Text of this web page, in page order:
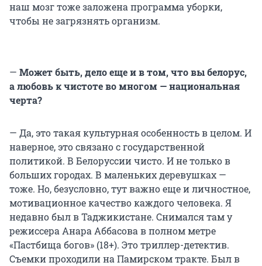
наш мозг тоже заложена программа уборки,
чтобы не загрязнять организм.
— Может быть, дело еще и в том, что вы белорус,
а любовь к чистоте во многом — национальная
черта?
— Да, это такая культурная особенность в целом. И
наверное, это связано с государственной
политикой. В Белоруссии чисто. И не только в
больших городах. В маленьких деревушках —
тоже. Но, безусловно, тут важно еще и личностное,
мотивационное качество каждого человека. Я
недавно был в Таджикистане. Снимался там у
режиссера Анара Аббасова в полном метре
«Пастбища богов» (18+). Это триллер-детектив.
Съемки проходили на Памирском тракте. Был в